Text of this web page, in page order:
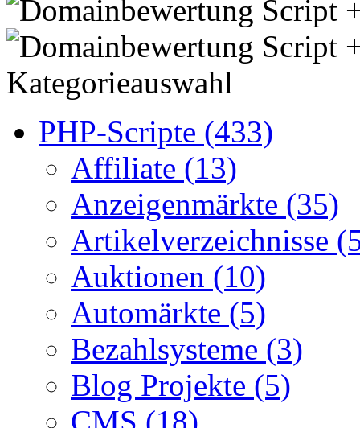
Kategorieauswahl
PHP-Scripte (433)
Affiliate (13)
Anzeigenmärkte (35)
Artikelverzeichnisse
Auktionen (10)
Automärkte (5)
Bezahlsysteme (3)
Blog Projekte (5)
CMS (18)